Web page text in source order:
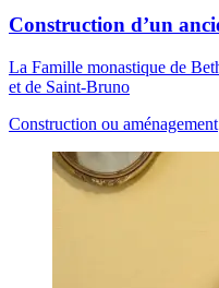
Construction d’un
La Famille monastique de
et de Saint-Bruno
Construction ou aménagement